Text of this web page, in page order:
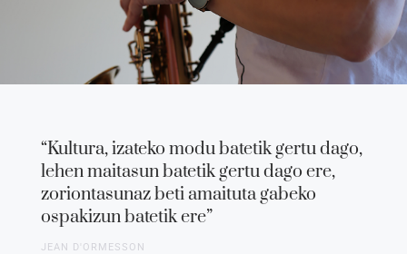
“Kultura, izateko modu batetik gertu dago,
lehen maitasun batetik gertu dago ere,
zoriontasunaz beti amaituta gabeko
ospakizun batetik ere”
JEAN D'ORMESSON